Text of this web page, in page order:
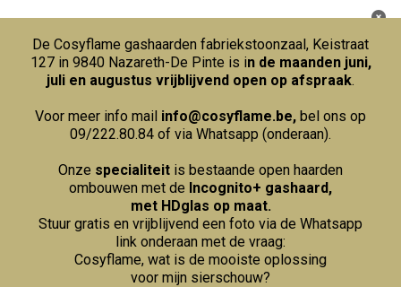
De Cosyflame gashaarden fabriekstoonzaal, Keistraat
127 in 9840 Nazareth-De Pinte is in de maanden juni,
juli en augustus vrijblijvend open op afspraak.
Voor meer info mail info@cosyflame.be, bel ons op
09/222.80.84 of via Whatsapp (onderaan).
Onze specialiteit is bestaande open haarden
ombouwen met de Incognito+ gashaard,
met HDglas op maat.
Stuur gratis en vrijblijvend een foto via de Whatsapp
link onderaan met de vraag:
Cosyflame, wat is de mooiste oplossing
voor mijn sierschouw?